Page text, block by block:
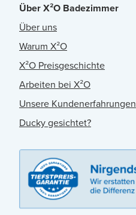
Über X²O Badezimmer
Über uns
Warum X²O
X²O Preisgeschichte
Arbeiten bei X²O
Unsere Kundenerfahrungen
Ducky gesichtet?